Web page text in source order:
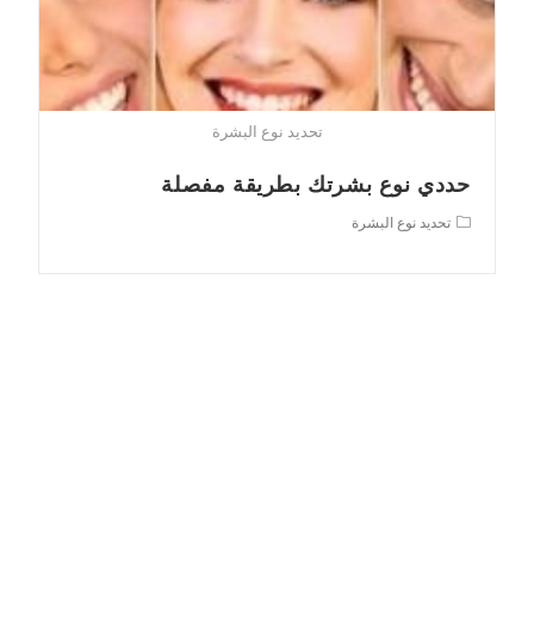
تحديد نوع البشرة
حددي نوع بشرتك بطريقة مفصلة
Postتحديد نوع البشرة